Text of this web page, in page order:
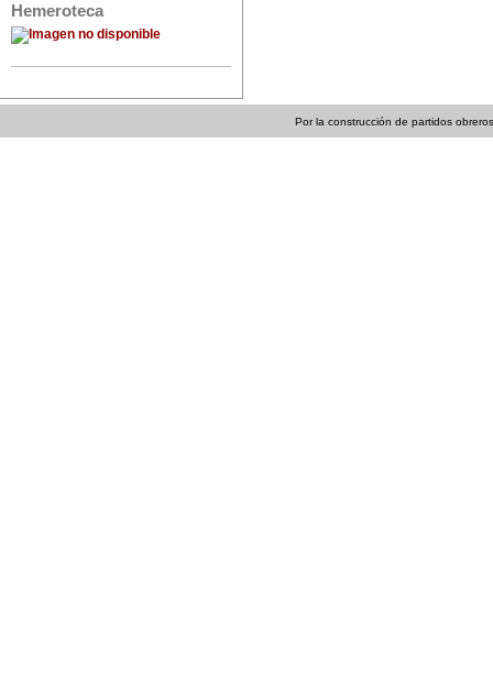
Hemeroteca
Por la construcción de partidos